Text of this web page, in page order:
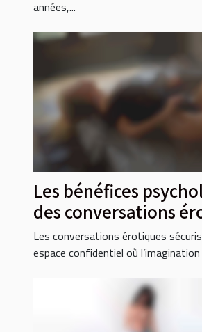
années,...
Les bénéfices
des conversations
sécurisées
Les conversations érotiques
espace confidentiel où l’imagination